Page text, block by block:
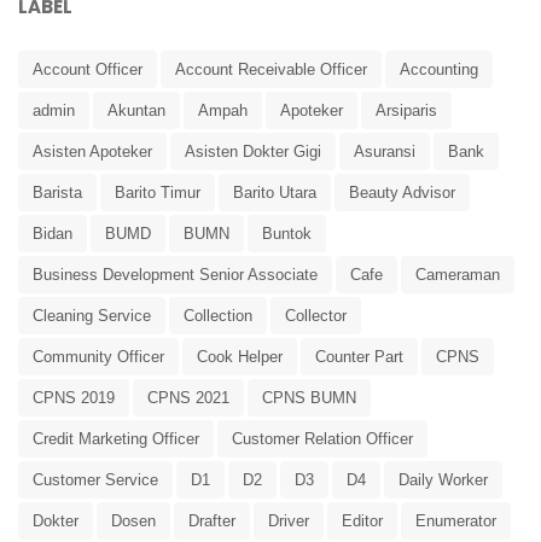
LABEL
Account Officer Account Receivable Officer Accounting
admin Akuntan Ampah Apoteker Arsiparis
Asisten Apoteker Asisten Dokter Gigi Asuransi Bank
Barista Barito Timur Barito Utara Beauty Advisor
Bidan BUMD BUMN Buntok
Business Development Senior Associate Cafe Cameraman
Cleaning Service Collection Collector
Community Officer Cook Helper Counter Part CPNS
CPNS 2019 CPNS 2021 CPNS BUMN
Credit Marketing Officer Customer Relation Officer
Customer Service D1 D2 D3 D4 Daily Worker
Dokter Dosen Drafter Driver Editor Enumerator